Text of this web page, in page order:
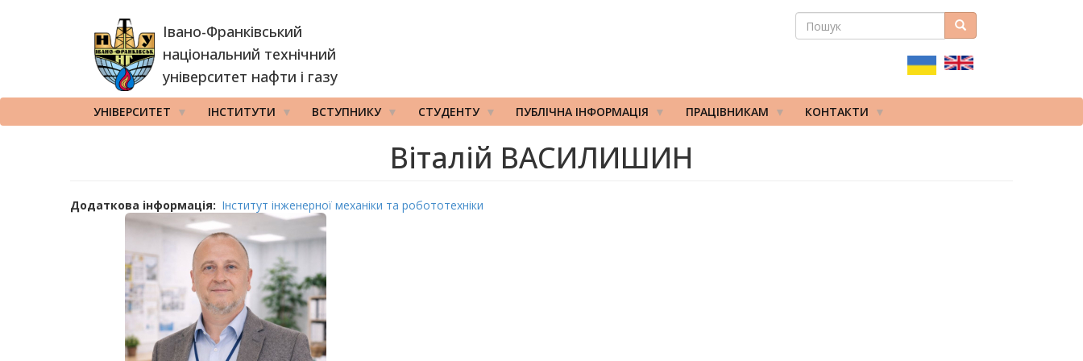
Івано-Франківський
національний технічний
університет нафти і газу
ПОШУКОВА
ПОШУК Пошук
УНІВЕРСИТЕТ ІНСТИТУТИ ВСТУПНИКУ СТУДЕНТУ ПУБЛІЧНА ІНФОРМАЦІЯ ПРАЦІВНИКАМ КОНТАКТИ
Віталій ВАСИЛИШИН
Додаткова інформація Інститут інженерної механіки та робототехніки